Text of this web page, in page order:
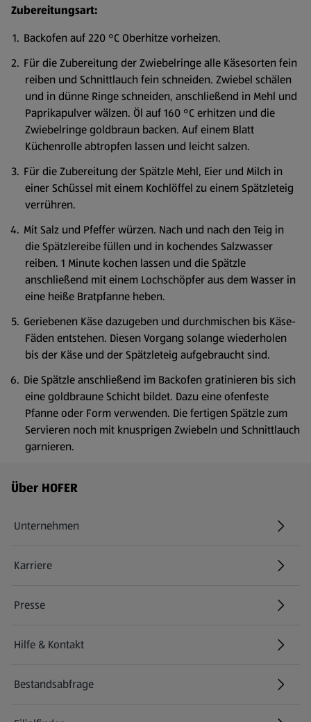
Zubereitungsart:
Backofen auf 220 °C Oberhitze vorheizen.
Für die Zubereitung der Zwiebelringe alle Käsesorten fein
reiben und Schnittlauch fein schneiden. Zwiebel schälen
und in dünne Ringe schneiden, anschließend in Mehl und
Paprikapulver wälzen. Öl auf 160 °C erhitzen und die
Zwiebelringe goldbraun backen. Auf einem Blatt
Küchenrolle abtropfen lassen und leicht salzen.
Für die Zubereitung der Spätzle Mehl, Eier und Milch in
einer Schüssel mit einem Kochlöffel zu einem Spätzleteig
verrühren.
Mit Salz und Pfeffer würzen. Nach und nach den Teig in
die Spätzlereibe füllen und in kochendes Salzwasser
reiben. 1 Minute kochen lassen und die Spätzle
anschließend mit einem Lochschöpfer aus dem Wasser in
eine heiße Bratpfanne heben.
Geriebenen Käse dazugeben und durchmischen bis Käse-
Fäden entstehen. Diesen Vorgang solange wiederholen
bis der Käse und der Spätzleteig aufgebraucht sind.
Die Spätzle anschließend im Backofen gratinieren bis sich
eine goldbraune Schicht bildet. Dazu eine ofenfeste
Pfanne oder Form verwenden. Die fertigen Spätzle zum
Servieren noch mit knusprigen Zwiebeln und Schnittlauch
garnieren.
Fußzeilenmenü - weitere Links
Über HOFER
Unternehmen
Karriere
(öffnet in einem neuen Tab)
Presse
Hilfe & Kontakt
(öffnet in einem neuen Tab)
Bestandsabfrage
(öffnet in einem neuen Tab)